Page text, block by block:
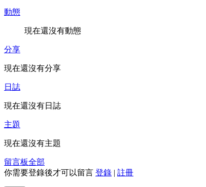
動態
現在還沒有動態
分享
現在還沒有分享
日誌
現在還沒有日誌
主題
現在還沒有主題
留言板全部
你需要登錄後才可以留言 登錄 | 註冊